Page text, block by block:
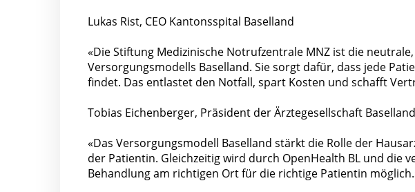
Lukas Rist, CEO Kantonsspital Baselland
«Die Stiftung Medizinische Notrufzentrale MNZ ist die
Versorgungsmodells Baselland. Sie sorgt dafür, dass jede
findet. Das entlastet den Notfall, spart Kosten und schafft
Tobias Eichenberger, Präsident der Ärztegesellschaft Baselland
«Das Versorgungsmodell Baselland stärkt die Rolle der
der Patientin. Gleichzeitig wird durch OpenHealth BL und die
Behandlung am richtigen Ort für die richtige Patientin